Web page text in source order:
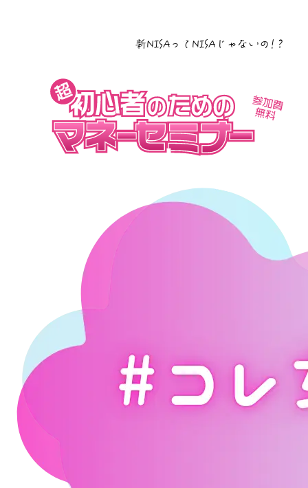
新NISAってNISAじゃないの!？